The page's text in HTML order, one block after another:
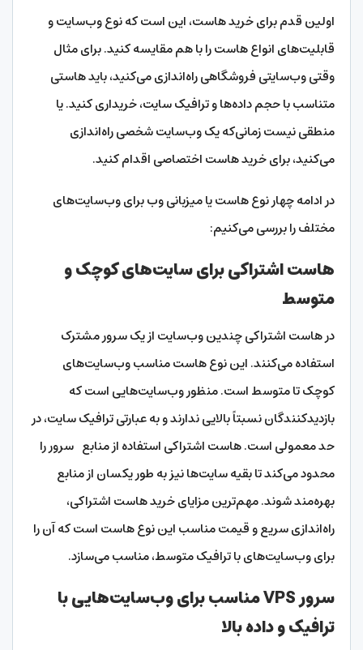
اولین قدم برای خرید هاست، این است که نوع وب‌سایت و
قابلیت‌های انواع هاست را با هم مقایسه کنید. برای مثال
وقتی وب‌سایتی فروشگاهی راه‌اندازی می‌کنید، باید هاستی
متناسب با حجم داده‌ها و ترافیک سایت، خریداری کنید. یا
منطقی نیست زمانی‌که یک وب‌سایت شخصی راه‌اندازی
می‌کنید، برای خرید هاست اختصاصی اقدام کنید.
در ادامه چهار نوع هاست یا میزبانی وب برای وب‌سایت‌های
مختلف را بررسی می‌کنیم:
هاست اشتراکی برای سایت‌های کوچک و
متوسط
در هاست اشتراکی چندین وب‌سایت از یک سرور مشترک
استفاده می‌کنند. این نوع هاست مناسب وب‌سایت‌های
کوچک تا متوسط است. منظور وب‌سایت‌هایی است که
بازدیدکنندگان نسبتاً بالایی ندارند و به عبارتی ترافیک سایت، در
حد معمولی است. هاست اشتراکی استفاده از منابع سرور را
محدود می‌کند تا بقیه سایت‌ها نیز به طور یکسان از منابع
بهره‌مند شوند. مهم‌ترین مزایای خرید هاست اشتراکی،
راه‌اندازی سریع و قیمت مناسب این نوع هاست است که آن را
برای وب‌سایت‌های با ترافیک متوسط، مناسب می‌سازد.
سرور VPS مناسب برای وب‌سایت‌هایی با
ترافیک و داده بالا